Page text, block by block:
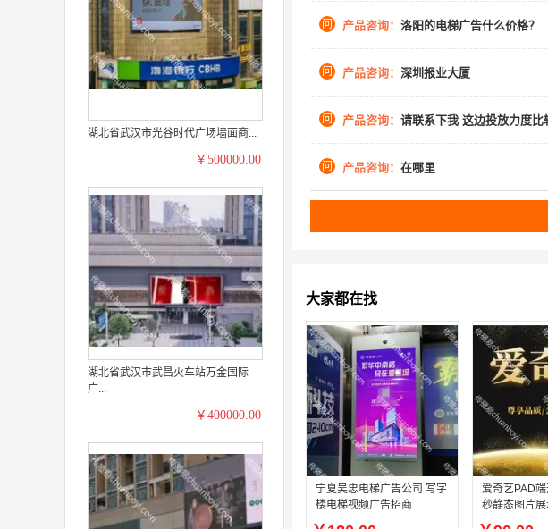
湖北省武汉市光谷时代广场墙面商...
￥500000.00
湖北省武汉市武昌火车站万金国际
广...
￥400000.00
问 产品咨询： 洛阳的电梯广告什么价格？
问 产品咨询： 深圳报业大厦
问 产品咨询： 请联系下我 这边投放力度
问 产品咨询： 在哪里
大家都在找
宁夏吴忠电梯广告公司 写字
楼电梯视频广告招商
爱奇艺PAD
秒静态图片展
例：6折）